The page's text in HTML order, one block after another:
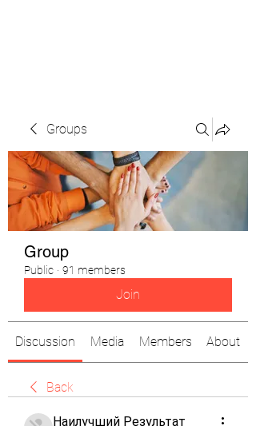
Groups
Group
Public · 91 members
Join
Discussion Media Members About
Back
Наилучший Результат